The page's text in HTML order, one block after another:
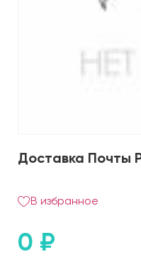
Доставка Почты
В избранное
0 ₽